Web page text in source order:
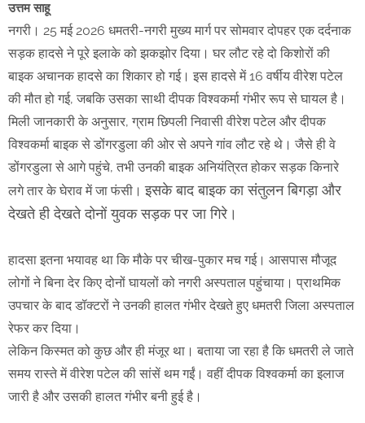
उत्तम साहू
नगरी। 25 मई 2026 धमतरी-नगरी मुख्य मार्ग पर सोमवार दोपहर एक दर्दनाक
सड़क हादसे ने पूरे इलाके को झकझोर दिया। घर लौट रहे दो किशोरों की
बाइक अचानक हादसे का शिकार हो गई। इस हादसे में 16 वर्षीय वीरेश पटेल
की मौत हो गई, जबकि उसका साथी दीपक विश्वकर्मा गंभीर रूप से घायल है।
मिली जानकारी के अनुसार, ग्राम छिपली निवासी वीरेश पटेल और दीपक
विश्वकर्मा बाइक से डोंगरडुला की ओर से अपने गांव लौट रहे थे। जैसे ही वे
डोंगरडुला से आगे पहुंचे, तभी उनकी बाइक अनियंत्रित होकर सड़क किनारे
लगे तार के घेराव में जा फंसी।इसके बाद बाइक का संतुलन बिगड़ा और
देखते ही देखते दोनों युवक सड़क पर जा गिरे।
हादसा इतना भयावह था कि मौके पर चीख-पुकार मच गई। आसपास मौजूद
लोगों ने बिना देर किए दोनों घायलों को नगरी अस्पताल पहुंचाया। प्राथमिक
उपचार के बाद डॉक्टरों ने उनकी हालत गंभीर देखते हुए धमतरी जिला अस्पताल
रेफर कर दिया।
लेकिन किस्मत को कुछ और ही मंजूर था। बताया जा रहा है कि धमतरी ले जाते
समय रास्ते में वीरेश पटेल की सांसें थम गईं। वहीं दीपक विश्वकर्मा का इलाज
जारी है और उसकी हालत गंभीर बनी हुई है।